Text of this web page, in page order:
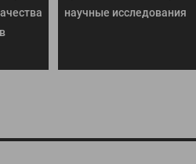
научные исследования